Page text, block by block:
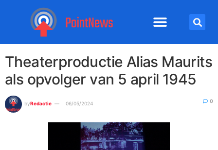
Theaterproductie Alias Maurits
als opvolger van 5 april 1945
byRedactie 06/05/2024 0